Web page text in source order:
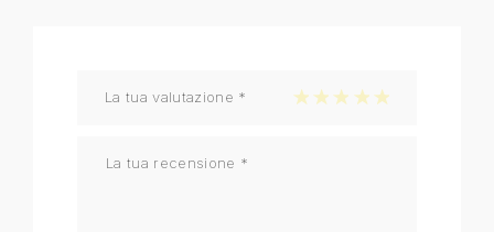
La tua valutazione * 1 stella su 5
2 stelle su 5
3 stelle su 5
4 stelle su 5